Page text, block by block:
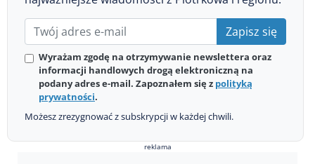
Zapisz się
Wyrażam zgodę na otrzymywanie newslettera oraz
informacji handlowych drogą elektroniczną na
podany adres e-mail. Zapoznałem się z polityką
prywatności.
Możesz zrezygnować z subskrypcji w każdej chwili.
reklama